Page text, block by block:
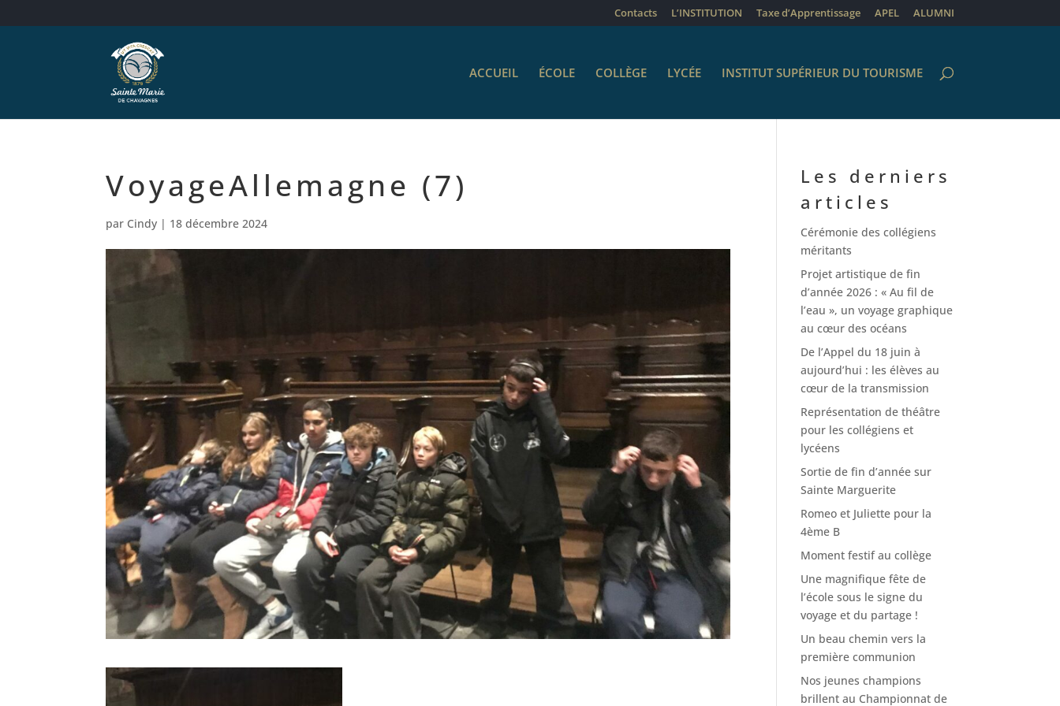
Contacts L’INSTITUTION Taxe d’Apprentissage APEL ALUMNI
ACCUEIL ÉCOLE COLLÈGE LYCÉE INSTITUT SUPÉRIEUR DU TOURISME
VoyageAllemagne (7)
par Cindy | 18 décembre 2024
Les derniers
articles
Cérémonie des collégiens
méritants
Projet artistique de fin
d’année 2026 : « Au fil de
l’eau », un voyage graphique
au cœur des océans
De l’Appel du 18 juin à
aujourd’hui : les élèves au
cœur de la transmission
Représentation de théâtre
pour les collégiens et
lycéens
Sortie de fin d’année sur
Sainte Marguerite
Romeo et Juliette pour la
4ème B
Moment festif au collège
Une magnifique fête de
l’école sous le signe du
voyage et du partage !
Un beau chemin vers la
première communion
Nos jeunes champions
brillent au Championnat de